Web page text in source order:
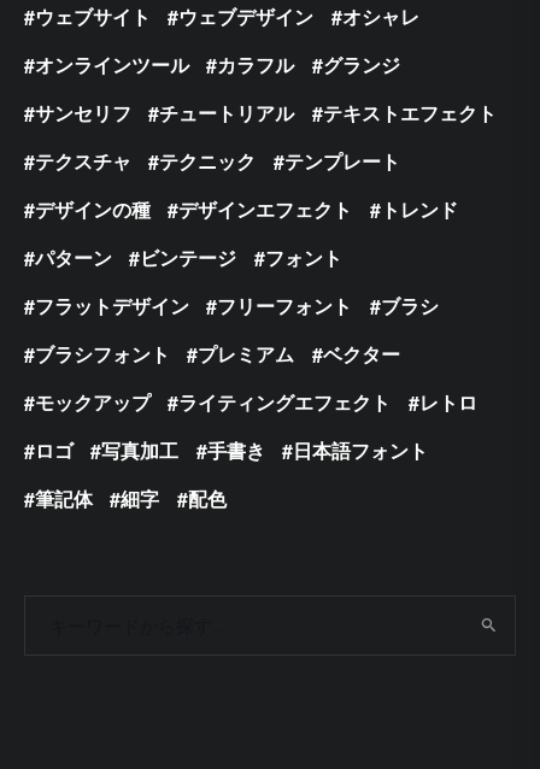
ウェブサイト
ウェブデザイン
オシャレ
オンラインツール
カラフル
グランジ
サンセリフ
チュートリアル
テキストエフェクト
テクスチャ
テクニック
テンプレート
デザインの種
デザインエフェクト
トレンド
パターン
ビンテージ
フォント
フラットデザイン
フリーフォント
ブラシ
ブラシフォント
プレミアム
ベクター
モックアップ
ライティングエフェクト
レトロ
ロゴ
写真加工 手書き
日本語フォント
筆記体
細字 配色